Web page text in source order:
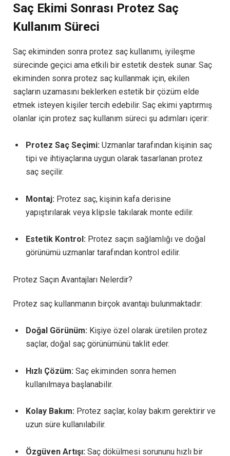
Saç Ekimi Sonrası Protez Saç
Kullanım Süreci
Saç ekiminden sonra protez saç kullanımı, iyileşme
sürecinde geçici ama etkili bir estetik destek sunar. Saç
ekiminden sonra protez saç kullanmak için, ekilen
saçların uzamasını beklerken estetik bir çözüm elde
etmek isteyen kişiler tercih edebilir. Saç ekimi yaptırmış
olanlar için protez saç kullanım süreci şu adımları içerir:
Protez Saç Seçimi: Uzmanlar tarafından kişinin saç
tipi ve ihtiyaçlarına uygun olarak tasarlanan protez
saç seçilir.
Montaj: Protez saç, kişinin kafa derisine
yapıştırılarak veya klipsle takılarak monte edilir.
Estetik Kontrol: Protez saçın sağlamlığı ve doğal
görünümü uzmanlar tarafından kontrol edilir.
Protez Saçın Avantajları Nelerdir?
Protez saç kullanmanın birçok avantajı bulunmaktadır:
Doğal Görünüm: Kişiye özel olarak üretilen protez
saçlar, doğal saç görünümünü taklit eder.
Hızlı Çözüm: Saç ekiminden sonra hemen
kullanılmaya başlanabilir.
Kolay Bakım: Protez saçlar, kolay bakım gerektirir ve
uzun süre kullanılabilir.
Özgüven Artışı: Saç dökülmesi sorununu hızlı bir